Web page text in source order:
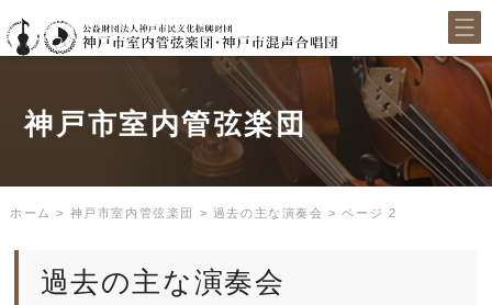
神戸市室内管弦楽団
ホーム > 神戸市室内管弦楽団 > 過去の主な演奏会 >ページ 2
過去の主な演奏会